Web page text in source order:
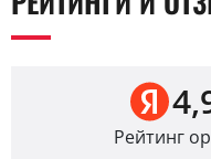
Рейтинг